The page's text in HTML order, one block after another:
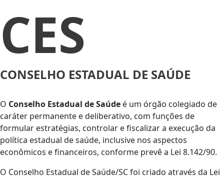
CES
CONSELHO ESTADUAL DE SAÚDE
O Conselho Estadual de Saúde é um órgão colegiado de
caráter permanente e deliberativo, com funções de
formular estratégias, controlar e fiscalizar a execução da
política estadual de saúde, inclusive nos aspectos
econômicos e financeiros, conforme prevê a Lei 8.142/90.
O Conselho Estadual de Saúde/SC foi criado através da Lei